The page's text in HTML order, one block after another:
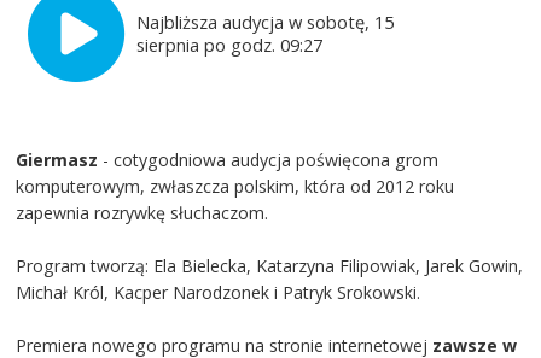
Najbliższa audycja w sobotę, 15
sierpnia po godz. 09:27
Giermasz - cotygodniowa audycja poświęcona grom
komputerowym, zwłaszcza polskim, która od 2012 roku
zapewnia rozrywkę słuchaczom.
Program tworzą: Ela Bielecka, Katarzyna Filipowiak, Jarek Gowin,
Michał Król, Kacper Narodzonek i Patryk Srokowski.
Premiera nowego programu na stronie internetowej zawsze w